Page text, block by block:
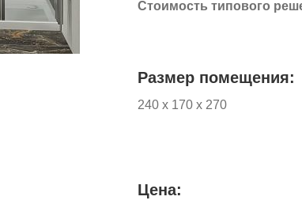
Стоимость типового
Размер помещения:
240 х 170 х 270
Цена: